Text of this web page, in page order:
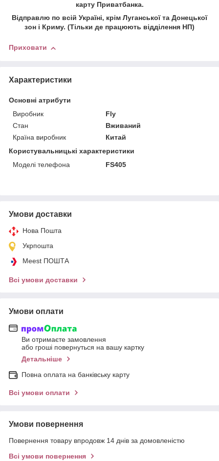
карту Приватбанка.
Відправлю по всій Україні, крім Луганської та Донецької
зон і Криму. (Тільки де працюють відділення НП)
Приховати
Характеристики
Основні атрибути
Виробник
Fly
Стан
Вживаний
Країна виробник
Китай
Користувальницькі характеристики
Моделі телефона
FS405
Умови доставки
Нова Пошта
Укрпошта
Meest ПОШТА
Всі умови доставки
Умови оплати
Ви отримаєте замовлення
або гроші повернуться на вашу картку
Детальніше
Повна оплата на банківську карту
Всі умови оплати
Умови повернення
Повернення товару впродовж 14 днів за домовленістю
Всі умови повернення